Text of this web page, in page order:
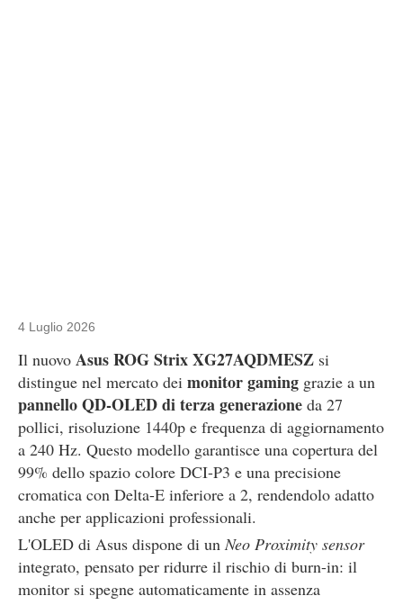
4 Luglio 2026
Il nuovo Asus ROG Strix XG27AQDMESZ si
distingue nel mercato dei monitor gaming grazie a un
pannello QD-OLED di terza generazione da 27
pollici, risoluzione 1440p e frequenza di aggiornamento
a 240 Hz. Questo modello garantisce una copertura del
99% dello spazio colore DCI-P3 e una precisione
cromatica con Delta-E inferiore a 2, rendendolo adatto
anche per applicazioni professionali.
L'OLED di Asus dispone di unNeo Proximity sensor
integrato, pensato per ridurre il rischio di burn-in: il
monitor si spegne automaticamente in assenza